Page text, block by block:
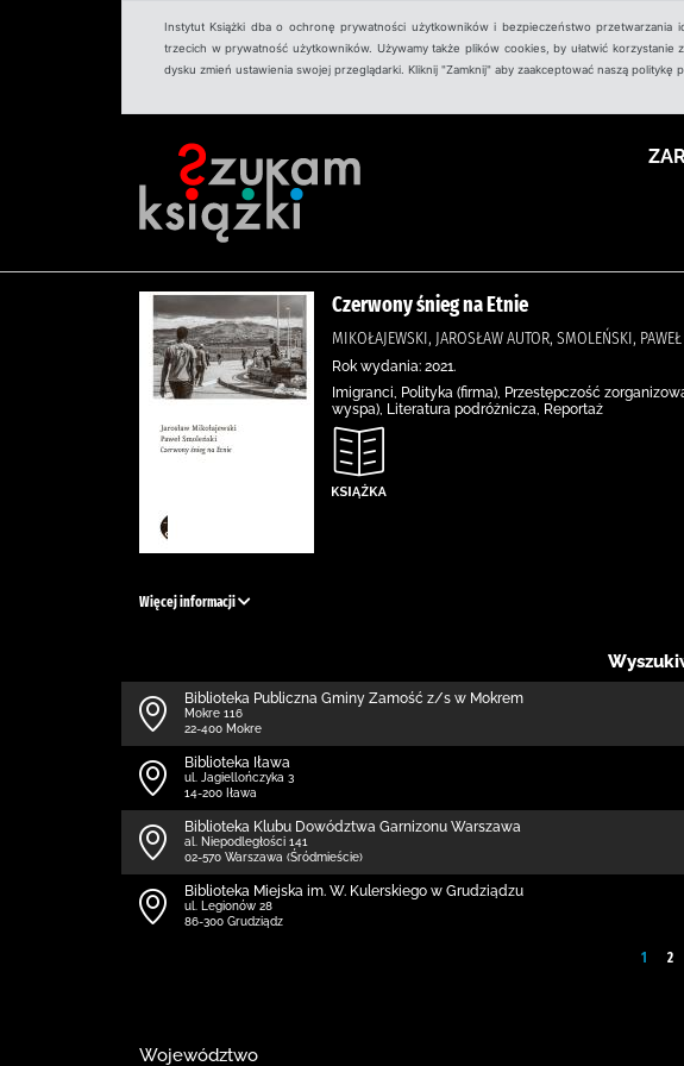
Instytut Książki dba o ochronę prywatności użytkowników i bezpieczeństwo
trzecich w prywatność użytkowników. Używamy także plików cookies, by ułatwić
dysku zmień ustawienia swojej przeglądarki. Kliknij "Zamknij" aby zaakceptować naszą politykę
Czerwony śnieg na Etnie
MIKOŁAJEWSKI, JAROSŁAW AUTOR, SMOLEŃSKI,
Rok wydania: 2021.
Imigranci, Polityka (firma), Przestępczość
wyspa), Literatura podróżnicza, Reportaż
Więcej informacji
Biblio­teka Publiczna Gminy Zamość z/s w Mokrem
Mokre 116
22-400 Mokre
Biblioteka Iława
ul. Jagiellończyka 3
14-200 Iława
Biblioteka Klubu Dowództwa Garnizonu Warszawa
al. Niepodległości 141
02-570 Warszawa (Śródmieście)
Biblioteka Miejska im. W. Kulerskiego w Grudziądzu
ul. Legionów 28
86-300 Grudziądz
1 2
Województwo